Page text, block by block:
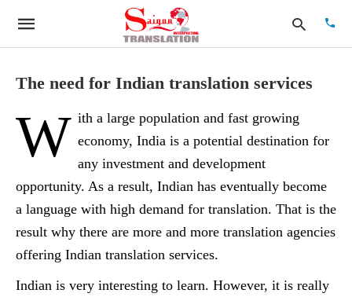
hit
The need for Indian translation services
W ith a large population and fast growing
economy, India is a potential destination for
any investment and development
opportunity. As a result, Indian has eventually become
a language with high demand for translation. That is the
result why there are more and more translation agencies
offering Indian translation services.
Indian is very interesting to learn. However, it is really